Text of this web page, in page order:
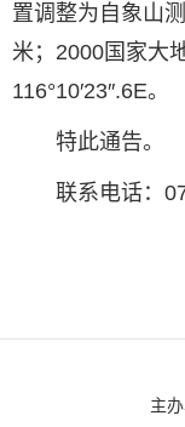
置调整为自象山
米；2000国家大
116°10′23″.6E。
特此通告。
联系电话：
主